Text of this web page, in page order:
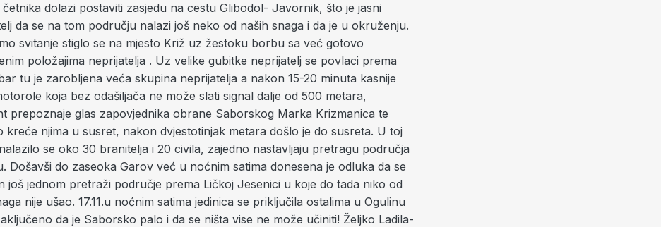
dolazi postaviti zasjedu na cestu Glibodol- Javornik, što je jasni
da se na tom području nalazi još neko od naših snaga i da je u okruženju.
svitanje stiglo se na mjesto Križ uz žestoku borbu sa već gotovo
položajima neprijatelja . Uz velike gubitke neprijatelj se povlaci prema
tu je zarobljena veća skupina neprijatelja a nakon 15-20 minuta kasnije
koja bez odašiljača ne može slati signal dalje od 500 metara,
prepoznaje glas zapovjednika obrane Saborskog Marka Krizmanica te
kreće njima u susret, nakon dvjestotinjak metara došlo je do susreta. U toj
se oko 30 branitelja i 20 civila, zajedno nastavljaju pretragu područja
Došavši do zaseoka Garov već u noćnim satima donesena je odluka da se
još jednom pretraži područje prema Ličkoj Jesenici u koje do tada niko od
nije ušao. 17.11.u noćnim satima jedinica se priključila ostalima u Ogulinu
da je Saborsko palo i da se ništa vise ne može učiniti! Željko Ladila-